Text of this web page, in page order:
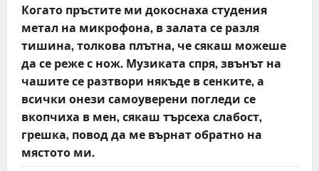
Когато пръстите ми докоснаха студения
метал на микрофона, в залата се разля
тишина, толкова плътна, че сякаш можеше
да се реже с нож. Музиката спря, звънът на
чашите се разтвори някъде в сенките, а
всички онези самоуверени погледи се
вкопчиха в мен, сякаш търсеха слабост,
грешка, повод да ме върнат обратно на
мястото ми.